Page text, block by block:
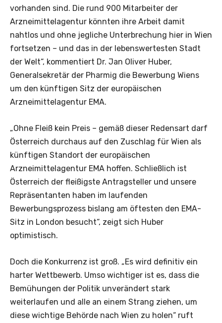
vorhanden sind. Die rund 900 Mitarbeiter der
Arzneimittelagentur könnten ihre Arbeit damit
nahtlos und ohne jegliche Unterbrechung hier in Wien
fortsetzen – und das in der lebenswertesten Stadt
der Welt“, kommentiert Dr. Jan Oliver Huber,
Generalsekretär der Pharmig die Bewerbung Wiens
um den künftigen Sitz der europäischen
Arzneimittelagentur EMA.
„Ohne Fleiß kein Preis – gemäß dieser Redensart darf
Österreich durchaus auf den Zuschlag für Wien als
künftigen Standort der europäischen
Arzneimittelagentur EMA hoffen. Schließlich ist
Österreich der fleißigste Antragsteller und unsere
Repräsentanten haben im laufenden
Bewerbungsprozess bislang am öftesten den EMA-
Sitz in London besucht“, zeigt sich Huber
optimistisch.
Doch die Konkurrenz ist groß. „Es wird definitiv ein
harter Wettbewerb. Umso wichtiger ist es, dass die
Bemühungen der Politik unverändert stark
weiterlaufen und alle an einem Strang ziehen, um
diese wichtige Behörde nach Wien zu holen“ ruft